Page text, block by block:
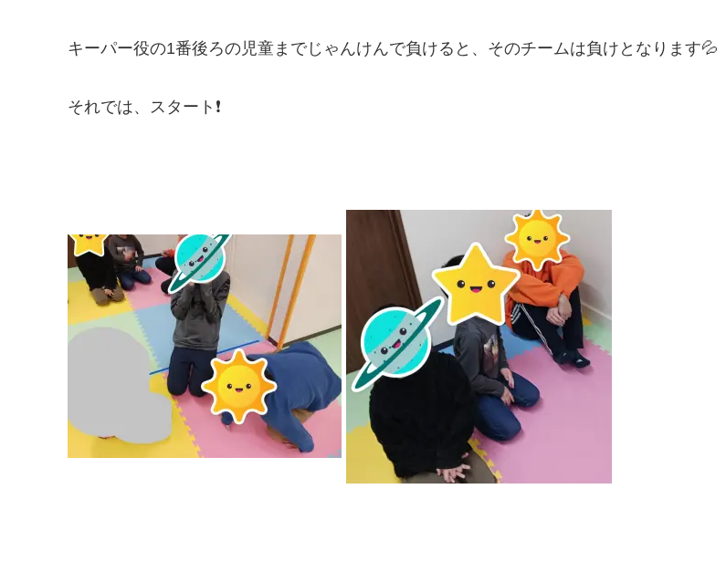
キーパー役の1番後ろの児童までじゃんけんで負けると、そのチームは負けとなります💦
それでは、スタート❗